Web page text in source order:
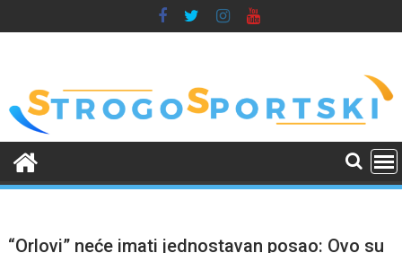
to
“Orlovi” neće imati jednostavan posao: Ovo su